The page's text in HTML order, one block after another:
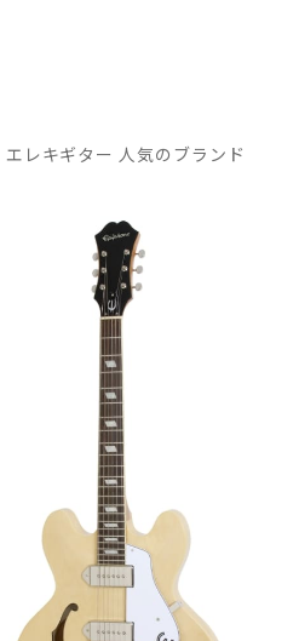
エレキギター 人気のブランド